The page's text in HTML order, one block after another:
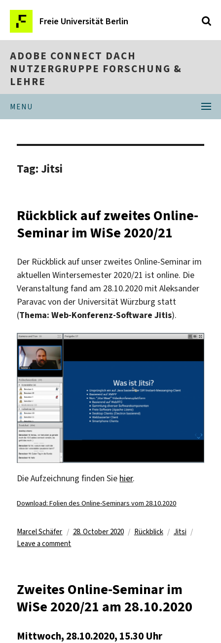
Freie Universität Berlin
ADOBE CONNECT DACH
NUTZERGRUPPE FORSCHUNG &
LEHRE
MENU
Tag: Jitsi
Rückblick auf zweites Online-
Seminar im WiSe 2020/21
Der Rückblick auf unser zweites Online-Seminar im
aktuellen Wintersemester 2020/21 ist online. Die
Veranstaltung fand am 28.10.2020 mit Aleksander
Paravac von der Universität Würzburg statt
(Thema: Web-Konferenz-Software Jitis).
Die Aufzeichnung finden Sie hier.
Download: Folien des Online-Seminars vom 28.10.2020
Author
Marcel Schäfer
Posted
28. October 2020 Categories
Rückblick Tags
Jitsi
Leave a comment
Online-
Seminar
im
2020/21
Zweites Online-Seminar im
WiSe 2020/21 am 28.10.2020
Mittwoch, 28.10.2020, 15.30 Uhr